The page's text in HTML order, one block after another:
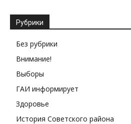
Рубрики
Без рубрики
Внимание!
Выборы
ГАИ информирует
Здоровье
История Советского района